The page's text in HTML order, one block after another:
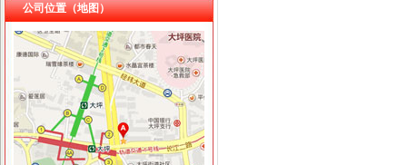
公司位置（地图）
龙溪代办营业执照
郑州企业资质代办公司_郑州企业资质代办_【资质代办】|东商网
财务咨询企业页
重庆银行股份有限公司2008年度报告-基金频道-和讯网